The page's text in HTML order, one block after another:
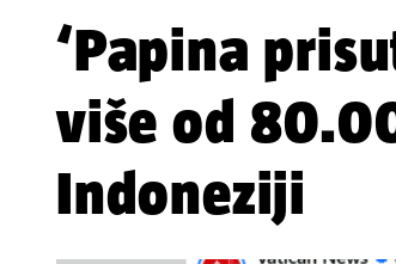
‘Papina
više od
Indoneziji